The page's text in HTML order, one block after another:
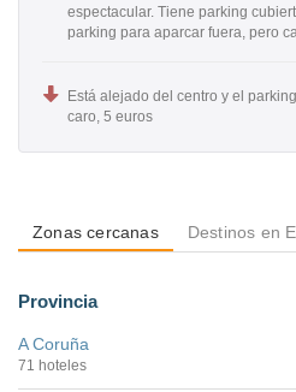
espectacular. Tiene parking
parking para aparcar fuera, pero
Está alejado del centro y el
caro, 5 euros
Zonas cercanas Destinos en
Provincia
A Coruña
71 hoteles